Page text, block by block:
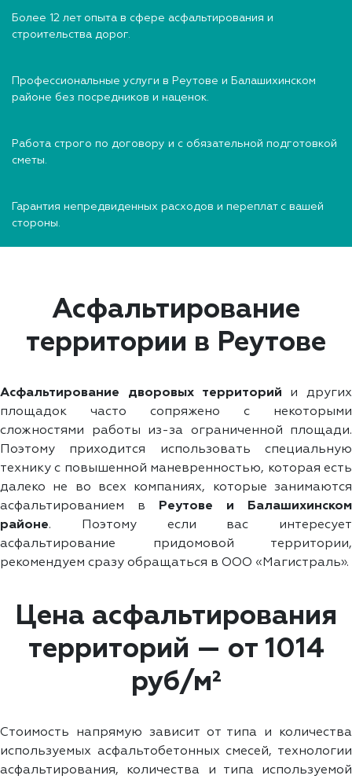
Более 12 лет опыта в сфере асфальтирования и
строительства дорог.
Профессиональные услуги в Реутове и Балашихинском
районе без посредников и наценок.
Работа строго по договору и с обязательной подготовкой
сметы.
Гарантия непредвиденных расходов и переплат с вашей
стороны.
Асфальтирование
территории в Реутове
Асфальтирование дворовых территорий и других
площадок часто сопряжено с некоторыми
сложностями работы из-за ограниченной площади.
Поэтому приходится использовать специальную
технику с повышенной маневренностью, которая есть
далеко не во всех компаниях, которые занимаются
асфальтированием в Реутове и Балашихинском
районе. Поэтому если вас интересует
асфальтирование придомовой территории,
рекомендуем сразу обращаться в ООО «Магистраль».
Цена асфальтирования
территорий — от 1014
руб/м²
Стоимость напрямую зависит от типа и количества
используемых асфальтобетонных смесей, технологии
асфальтирования, количества и типа используемой